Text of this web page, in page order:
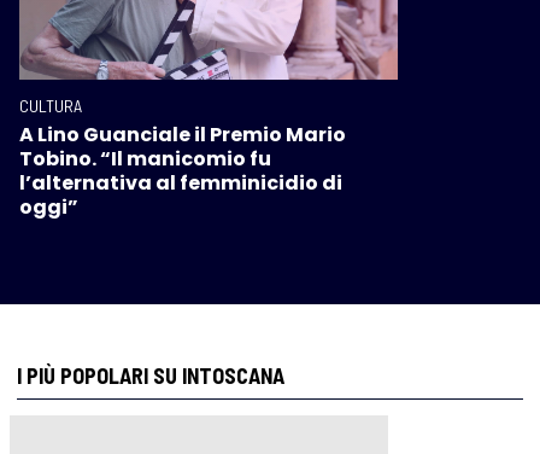
CULTURA
A Lino Guanciale il Premio Mario
Tobino. “Il manicomio fu
l’alternativa al femminicidio di
oggi”
I PIÙ POPOLARI SU INTOSCANA